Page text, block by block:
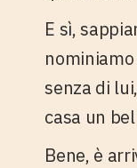
E sì,
senza di
casa un
Bene, è